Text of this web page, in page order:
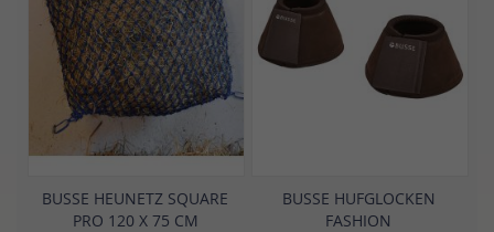
BUSSE HEUNETZ SQUARE
PRO 120 X 75 CM
BUSSE HUFGLOCKEN
FASHION